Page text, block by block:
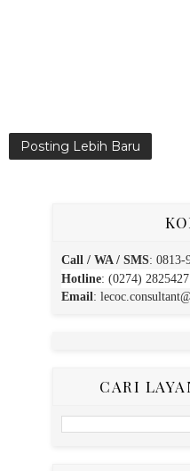
Posting Lebih Baru
Call / WA / SMS: 0813-
Hotline: (0274) 2825427
Email:
CARI